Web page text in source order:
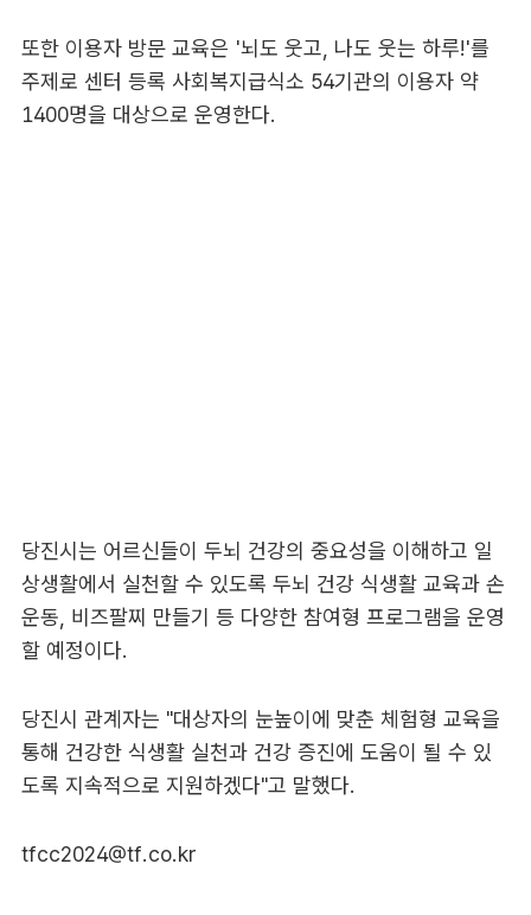
또한 이용자 방문 교육은 '뇌도 웃고, 나도 웃는 하루!'를
주제로 센터 등록 사회복지급식소 54기관의 이용자 약
1400명을 대상으로 운영한다.
당진시는 어르신들이 두뇌 건강의 중요성을 이해하고 일
상생활에서 실천할 수 있도록 두뇌 건강 식생활 교육과 손
운동, 비즈팔찌 만들기 등 다양한 참여형 프로그램을 운영
할 예정이다.
당진시 관계자는 "대상자의 눈높이에 맞춘 체험형 교육을
통해 건강한 식생활 실천과 건강 증진에 도움이 될 수 있
도록 지속적으로 지원하겠다"고 말했다.
tfcc2024@tf.co.kr